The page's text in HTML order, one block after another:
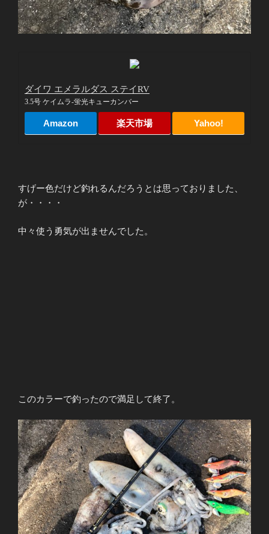
ダイワ エメラルダス ステイRV
3.5号 ケイムラ-蛍光キューカンバー
Amazon 楽天市場 Yahoo!
すげー色だけど釣れるんだろうとは思っておりました、
が・・・・
中々使う勇気が出ませんでした。
このカラーで釣ったので満足して終了。